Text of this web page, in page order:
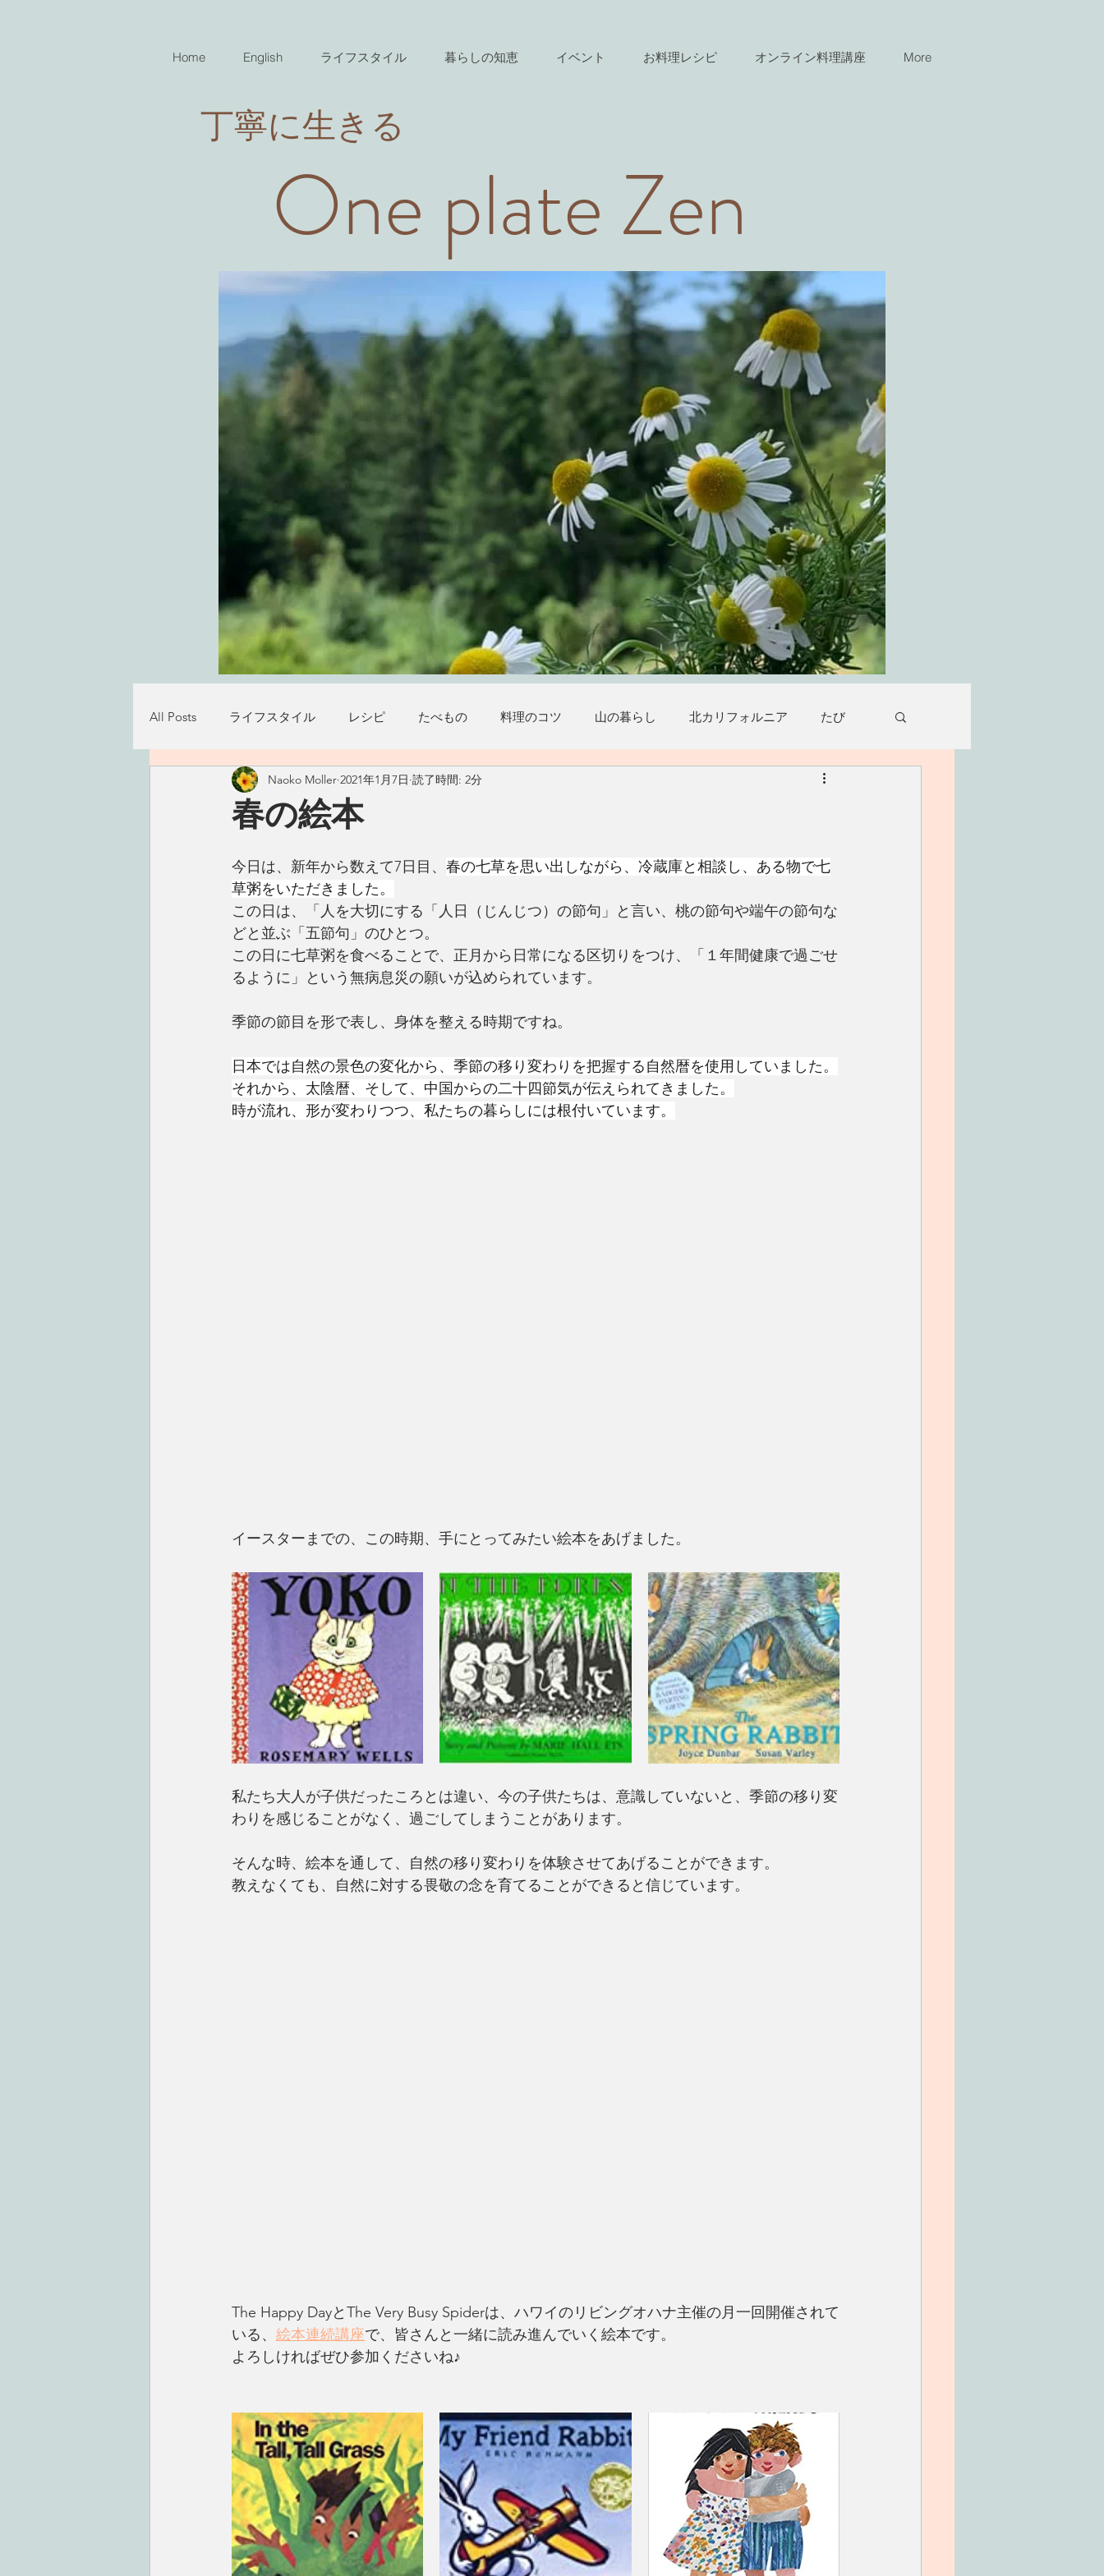
Home English ライフスタイル 暮らしの知恵 イベント お料理レシピ オンライン料理講座 More
​丁寧に生きる
One plate Zen
All Posts ライフスタイル レシピ たべもの 料理のコツ 山の暮らし 北カリフォルニア たび
つぶやき 精進料理 おうちごはん
こころ タレ・ソース 和食 リサイクル 生活の工夫 発酵食品
春の絵本
Naoko Moller 2021年1月7日 読了時間: 2分
今日は、新年から数えて7日目、 春の七草を思い出しながら、冷蔵庫と相談し、ある物で七
草粥をいただきました。
この日は、「人を大切にする「人日（じんじつ）の節句」と言い、桃の節句や端午の節句な
どと並ぶ「五節句」のひとつ。
この日に七草粥を食べることで、正月から日常になる区切りをつけ、「１年間健康で過ごせ
るように」という無病息災の願いが込められています。
季節の節目を形で表し、身体を整える時期ですね。
日本では自然の景色の変化から、季節の移り変わりを把握する自然暦を使用していました。
それから、太陰暦、そして、中国からの二十四節気が伝えられてきました。
時が流れ、形が変わりつつ、私たちの暮らしには根付いています。
イースターまでの、この時期、手にとってみたい絵本をあげました。
私たち大人が子供だったころとは違い、今の子供たちは、意識していないと、季節の移り変
わりを感じることがなく、過ごしてしまうことがあります。
そんな時、絵本を通して、自然の移り変わりを体験させてあげることができます。
教えなくても、自然に対する畏敬の念を育てることができると信じています。
The Happy DayとThe Very Busy Spiderは、ハワイのリビングオハナ主催の月一回開催されて
いる、 絵本連続講座で、皆さんと一緒に読み進んでいく絵本です。
よろしければぜひ参加くださいね♪